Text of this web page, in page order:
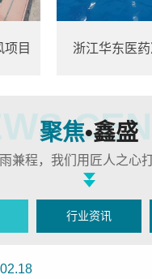
浙江华东医药净化工
聚焦•鑫盛
兼程，我们用匠人之心
行业资讯
02.18